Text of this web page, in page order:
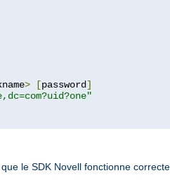
> [password]
le SDK Novell fonctionne